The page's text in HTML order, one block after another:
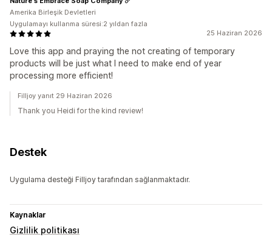
25 Haziran 2026
Love this app and praying the not creating of temporary
products will be just what I need to make end of year
processing more efficient!
Amerika Birleşik Devletleri
Uygulamayı kullanma süresi:2 yıldan fazla
Filljoy yanıt 29 Haziran 2026
Thank you Heidi for the kind review!
Destek
Uygulama desteği Filljoy tarafından sağlanmaktadır.
Kaynaklar
Gizlilik politikası